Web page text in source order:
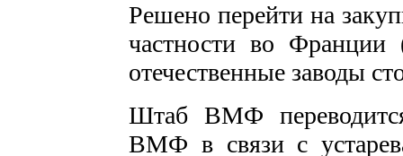
Решено перейти на
частности во
отечественные заводы
Штаб ВМФ
ВМФ в связи с